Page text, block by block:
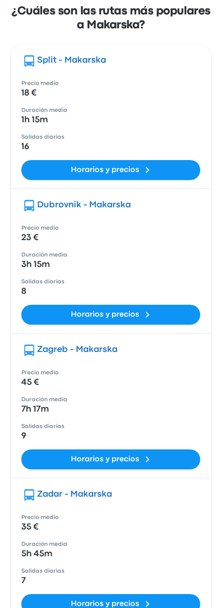
¿Cuáles son las rutas más populares
a Makarska?
Split - Makarska
Precio medio
18 €
Duración media
1h 15m
Salidas diarias
16
Horarios y precios
Dubrovnik - Makarska
Precio medio
23 €
Duración media
3h 15m
Salidas diarias
8
Horarios y precios
Zagreb - Makarska
Precio medio
45 €
Duración media
7h 17m
Salidas diarias
9
Horarios y precios
Zadar - Makarska
Precio medio
35 €
Duración media
5h 45m
Salidas diarias
7
Horarios y precios